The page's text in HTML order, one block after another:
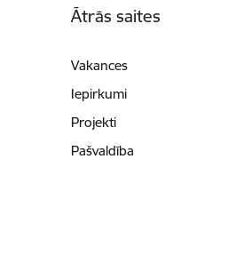
Ātrās saites
Vakances
Iepirkumi
Projekti
Pašvaldība